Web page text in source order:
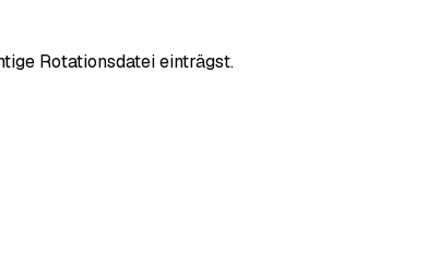
Rotationsdatei einträgst.